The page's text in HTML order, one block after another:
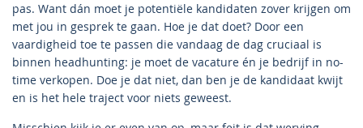
pas. Want dán moet je potentiële kandidaten zover krijgen om
met jou in gesprek te gaan. Hoe je dat doet? Door een
vaardigheid toe te passen die vandaag de dag cruciaal is
binnen headhunting: je moet de vacature én je bedrijf in no-
time verkopen. Doe je dat niet, dan ben je de kandidaat kwijt
en is het hele traject voor niets geweest.